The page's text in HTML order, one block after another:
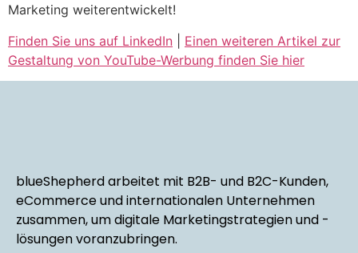
Marketing weiterentwickelt!
Finden Sie uns auf LinkedIn
Einen weiteren Artikel zur
Gestaltung von YouTube-Werbung finden Sie hier
blueShepherd arbeitet mit B2B- und B2C-Kunden,
eCommerce und internationalen Unternehmen
zusammen, um digitale Marketingstrategien und -
lösungen voranzubringen.